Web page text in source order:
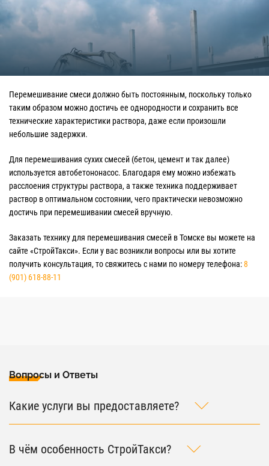
Перемешивание смеси должно быть постоянным, поскольку только
таким образом можно достичь ее однородности и сохранить все
технические характеристики раствора, даже если произошли
небольшие задержки.
Для перемешивания сухих смесей (бетон, цемент и так далее)
используется автобетононасос. Благодаря ему можно избежать
расслоения структуры раствора, а также техника поддерживает
раствор в оптимальном состоянии, чего практически невозможно
достичь при перемешивании смесей вручную.
Заказать технику для перемешивания смесей в Томске вы можете на
сайте «СтройТакси». Если у вас возникли вопросы или вы хотите
получить консультация, то свяжитесь с нами по номеру телефона:8
(901) 618-88-11
Вопросы и Ответы
Какие услуги вы предоставляете?
В чём особенность СтройТакси?